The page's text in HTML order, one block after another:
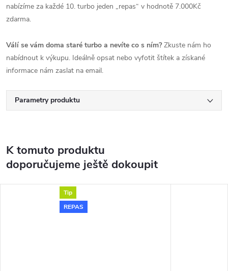
nabízíme za každé 10. turbo jeden „repas“ v hodnotě 7.000Kč
zdarma.
Válí se vám doma staré turbo a nevíte co s ním?Zkuste nám ho
nabídnout k výkupu. Ideálně opsat nebo vyfotit štítek a získané
informace nám zaslat na email.
Parametry produktu
K tomuto produktu
doporučujeme ještě dokoupit
Tip
REPAS